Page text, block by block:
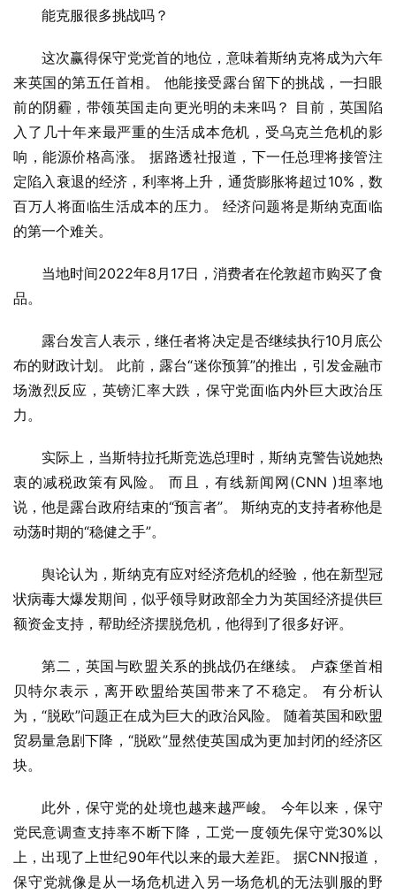
能克服很多挑战吗？
这次赢得保守党党首的地位，意味着斯纳克将成为六年
来英国的第五任首相。 他能接受露台留下的挑战，一扫眼
前的阴霾，带领英国走向更光明的未来吗？ 目前，英国陷
入了几十年来最严重的生活成本危机，受乌克兰危机的影
响，能源价格高涨。 据路透社报道，下一任总理将接管注
定陷入衰退的经济，利率将上升，通货膨胀将超过10%，数
百万人将面临生活成本的压力。 经济问题将是斯纳克面临
的第一个难关。
当地时间2022年8月17日，消费者在伦敦超市购买了食
品。
露台发言人表示，继任者将决定是否继续执行10月底公
布的财政计划。 此前，露台“迷你预算”的推出，引发金融市
场激烈反应，英镑汇率大跌，保守党面临内外巨大政治压
力。
实际上，当斯特拉托斯竞选总理时，斯纳克警告说她热
衷的减税政策有风险。 而且，有线新闻网(CNN )坦率地
说，他是露台政府结束的“预言者”。 斯纳克的支持者称他是
动荡时期的“稳健之手”。
舆论认为，斯纳克有应对经济危机的经验，他在新型冠
状病毒大爆发期间，似乎领导财政部全力为英国经济提供巨
额资金支持，帮助经济摆脱危机，他得到了很多好评。
第二，英国与欧盟关系的挑战仍在继续。 卢森堡首相
贝特尔表示，离开欧盟给英国带来了不稳定。 有分析认
为，“脱欧”问题正在成为巨大的政治风险。 随着英国和欧盟
贸易量急剧下降，“脱欧”显然使英国成为更加封闭的经济区
块。
此外，保守党的处境也越来越严峻。 今年以来，保守
党民意调查支持率不断下降，工党一度领先保守党30%以
上，出现了上世纪90年代以来的最大差距。 据CNN报道，
保守党就像是从一场危机进入另一场危机的无法驯服的野